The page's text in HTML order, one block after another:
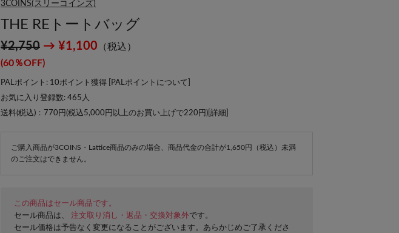
3COINS(スリーコインズ)
THE REトートバッグ
¥2,750 → ¥1,100 （税込）
(60％OFF)
PALポイント: 10ポイント獲得 [ PALポイントについて
お気に入り登録数: 465 人
送料(税込)：770円(税込5,000円以上のお買い上げで220円)[ 詳細
ご購入商品が3COINS・Lattice商品のみの場合、商品代金の合計が1,650円（税込）未満
のご注文はできません。
この商品はセール商品です。
セール商品は、 注文取り消し・返品・交換対象外です。
セール価格は予告なく変更になることがございます。あらかじめご了承くださ